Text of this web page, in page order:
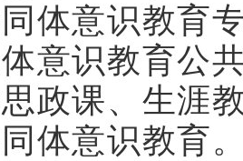
体意识教育
意识教育公
政课、生涯
体意识教育